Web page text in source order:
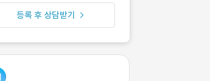
등록 후 상담받기